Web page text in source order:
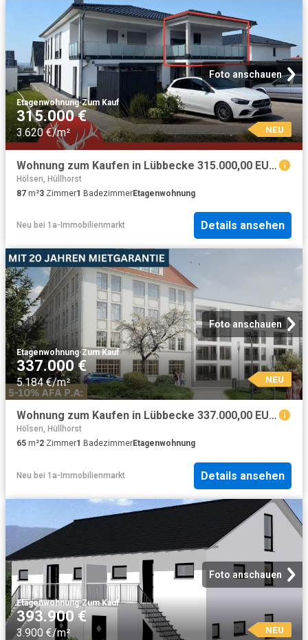
Foto anschauen
Etagenwohnung·Zum Kauf
315.000 €
3.620 €/m² NEU
Wohnung zum Kaufen in Lübbecke 315.000,00 EUR 87 m²
Hölsen, Hüllhorst
87 m²3 Zimmer1 BadezimmerEtagenwohnung
Neu bei 1a-Immobilienmarkt Details ansehen
Foto anschauen
Etagenwohnung·Zum Kauf
337.000 €
5.184 €/m² NEU
Wohnung zum Kaufen in Lübbecke 337.000,00 EUR 65 m²
Hölsen, Hüllhorst
65 m²2 Zimmer1 BadezimmerEtagenwohnung
Neu bei 1a-Immobilienmarkt Details ansehen
Foto anschauen
Etagenwohnung·Zum Kauf
393.900 €
3.900 €/m² NEU